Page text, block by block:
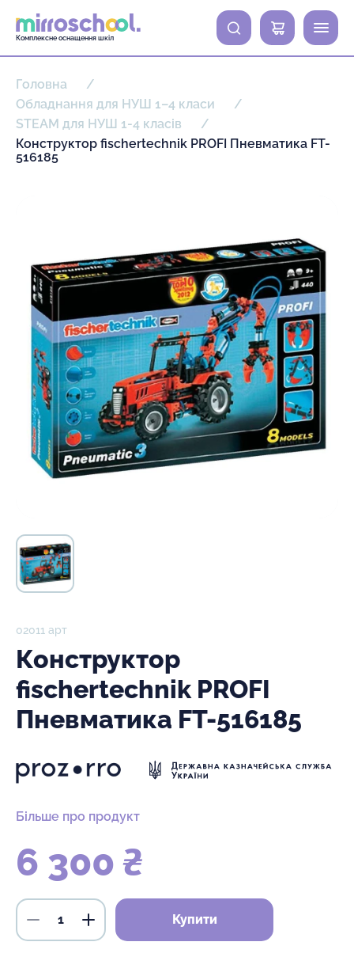
Комплексне оснащення шкіл
0
Головна
Обладнання для НУШ 1–4 класи
STEAM для НУШ 1-4 класів
Конструктор fischertechnik PROFI Пневматика FT-
516185
02011 арт
Конструктор
fischertechnik PROFI
Пневматика FT-516185
Більше про продукт
6 300 ₴
Купити